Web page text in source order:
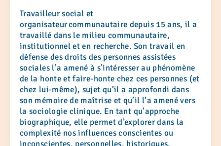
Travailleur social et
organisateur communautaire depuis 15 ans, il a
travaillé dans le milieu communautaire,
institutionnel et en recherche. Son travail en
défense des droits des personnes assistées
sociales l’a amené à s’intéresser au phénomène
de la honte et faire-honte chez ces personnes (et
chez lui-même), sujet qu’il a approfondi dans
son mémoire de maîtrise et qu’il l’a amené vers
la sociologie clinique. En tant qu’approche
biographique, elle permet d’explorer dans la
complexité nos influences conscientes ou
inconscientes, personnelles, historiques,